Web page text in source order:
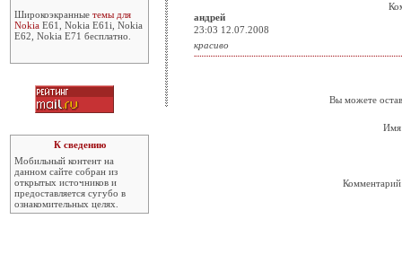
Широкоэкранные темы для
Nokia E61, Nokia E61i, Nokia
E62, Nokia E71 бесплатно.
К сведению
Мобильный контент на
данном сайте собран из
открытых источников и
предоставляется сугубо в
ознакомительных целях.
андрей
23:03 12.07.2008
красиво
Вы можете